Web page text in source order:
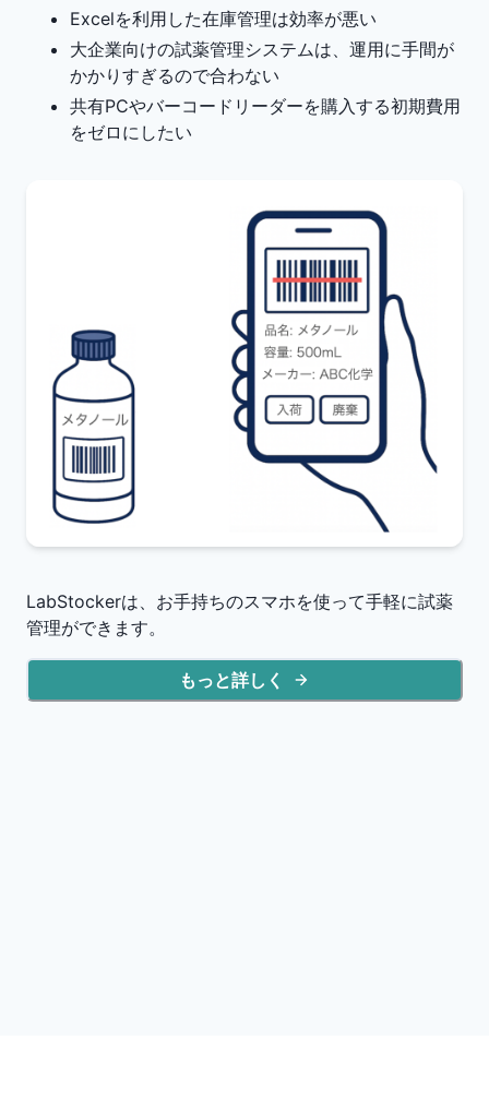
Excelを利用した在庫管理は効率が悪い
大企業向けの試薬管理システムは、運用に手間が
かかりすぎるので合わない
共有PCやバーコードリーダーを購入する初期費用
をゼロにしたい
LabStockerは、お手持ちのスマホを使って手軽に試薬
管理ができます。
もっと詳しく